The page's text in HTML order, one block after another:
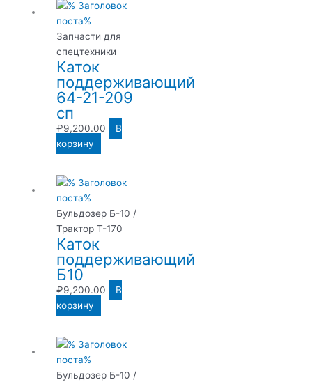
Запчасти для
спецтехники
Каток
поддерживающий
64-21-209
сп
₽9,200.00
В
корзину
Бульдозер Б-10 /
Трактор Т-170
Каток
поддерживающий
Б10
₽9,200.00
В
корзину
Бульдозер Б-10 /